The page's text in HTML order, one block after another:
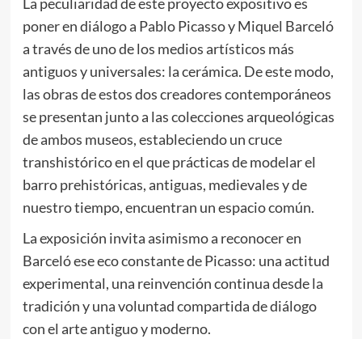
poner en diálogo a Pablo Picasso y Miquel Barceló
a través de uno de los medios artísticos más
antiguos y universales: la cerámica. De este modo,
las obras de estos dos creadores contemporáneos
se presentan junto a las colecciones arqueológicas
de ambos museos, estableciendo un cruce
transhistórico en el que prácticas de modelar el
barro prehistóricas, antiguas, medievales y de
nuestro tiempo, encuentran un espacio común.
La exposición invita asimismo a reconocer en
Barceló ese eco constante de Picasso: una actitud
experimental, una reinvención continua desde la
tradición y una voluntad compartida de diálogo
con el arte antiguo y moderno.